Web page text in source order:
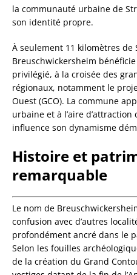
la communauté urbaine de
son identité propre.
À seulement 11 kilomètres de
Breuschwickersheim
privilégié, à la croisée des
régionaux, notamment le
Ouest (GCO). La commune
urbaine et à l’aire
influence son dynamisme
Histoire et
remarquable
Le nom de
confusion avec d’autres
profondément ancré dans le
Selon les fouilles
de la création du Grand